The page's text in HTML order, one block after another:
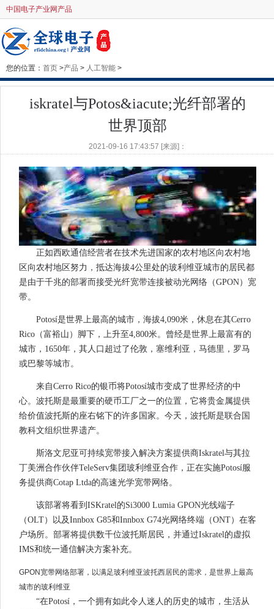
中国电子产业网产品
您的位置： 首页 >产品 > 人工智能 >
iskratel与Potos&iacute;光纤部署的
世界顶部
2021-09-16 17:43:57 [来源]：
正如西欧通信经营者在技术先进国家的农村地区向农村地
区向农村地区努力，抵达海拔4公里处的玻利维亚城市的居民都
是由于千兆的部署而接受光纤宽带连接被动光网络（GPON）宽
带。
Potosí是世界上最高的城市，海拔4,090米，休息在其Cerro
Rico（富裕山）脚下，上升至4,800米。曾经是世界上最富有的
城市，1650年，其人口超过了伦敦，塞维利亚，马德里，罗马
或巴黎等城市。
来自Cerro Rico的银币将Potosí城市变成了世界经济的中
心。波托斯是最重要的硬币工厂之一的位置，它将贵金属提供
给价值波托斯的座右铭下的许多国家。今天，波托斯是联合国
教科文组织世界遗产。
斯洛文尼亚可持续宽带接入解决方案提供商Iskratel与其拉
丁美洲合作伙伴TeleServ集团玻利维亚合作，正在实施Potosí服
务提供商Cotap Ltda的高速光学宽带网络。
该部署将看到ISKratel的Si3000 Lumia GPON光线端子
（OLT）以及Innbox G85和Innbox G74光网络终端（ONT）在客
户场所。部署将提供数千位波托斯居民，并通过Iskratel的虚拟
IMS和统一通信解决方案补充。
GPON宽带网络部署，以满足玻利维亚波托西居民的需求，是世界上最高
城市的玻利维亚
“在Potosí，一个拥有如此令人迷人的历史的城市，生活从